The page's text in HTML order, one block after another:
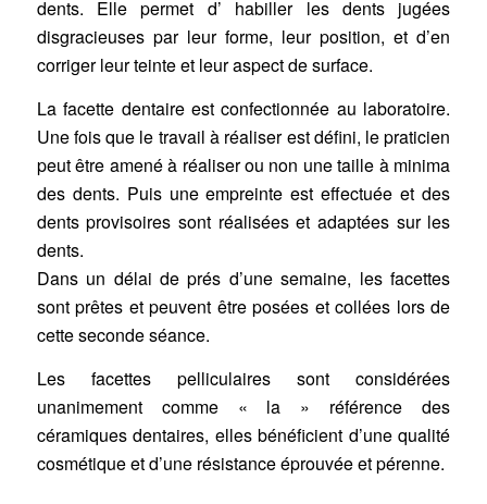
dents. Elle permet d’ habiller les dents jugées
disgracieuses par leur forme, leur position, et d’en
corriger leur teinte et leur aspect de surface.
La facette dentaire est confectionnée au laboratoire.
Une fois que le travail à réaliser est défini, le praticien
peut être amené à réaliser ou non une taille à minima
des dents. Puis une empreinte est effectuée et des
dents provisoires sont réalisées et adaptées sur les
dents.
Dans un délai de prés d’une semaine, les facettes
sont prêtes et peuvent être posées et collées lors de
cette seconde séance.
Les facettes pelliculaires sont considérées
unanimement comme « la » référence des
céramiques dentaires, elles bénéficient d’une qualité
cosmétique et d’une résistance éprouvée et pérenne.